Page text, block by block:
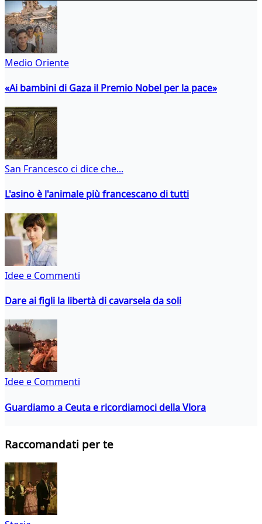
Medio Oriente
«Ai bambini di Gaza il Premio Nobel per la pace»
San Francesco ci dice che...
L'asino è l'animale più francescano di tutti
Idee e Commenti
Dare ai figli la libertà di cavarsela da soli
Idee e Commenti
Guardiamo a Ceuta e ricordiamoci della Vlora
Raccomandati per te